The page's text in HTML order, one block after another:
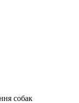
собак